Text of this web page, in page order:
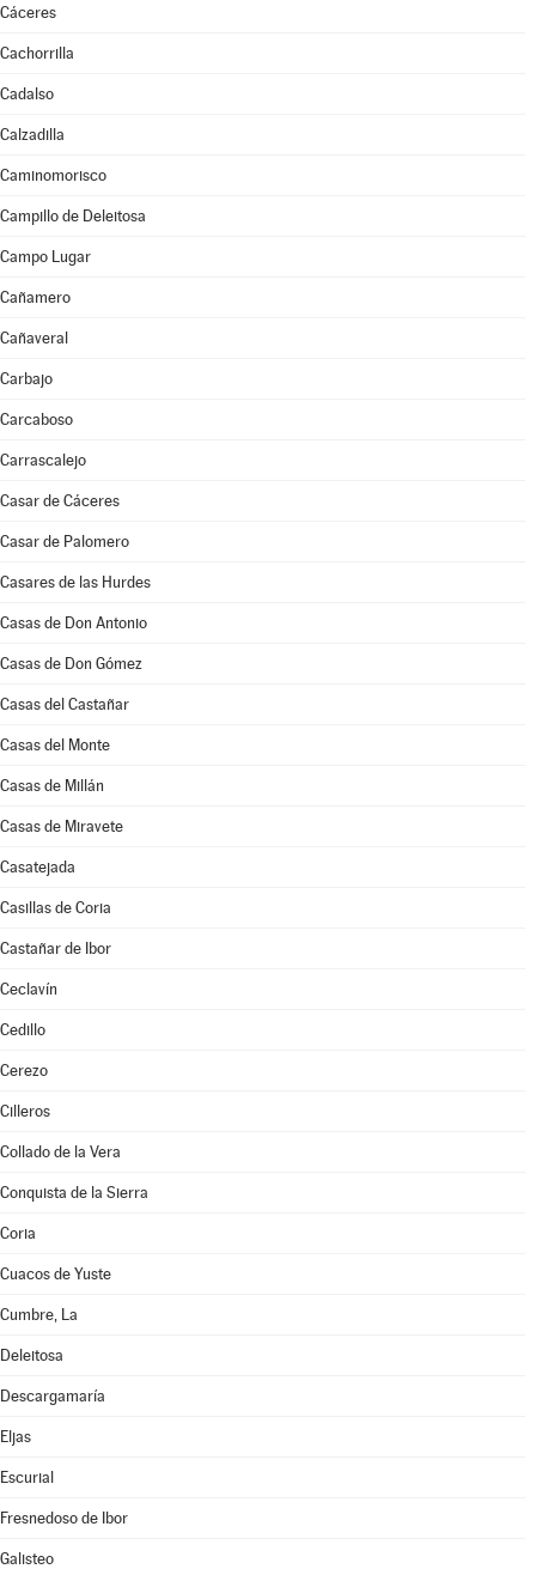
Cáceres
Cachorrilla
Cadalso
Calzadilla
Caminomorisco
Campillo de Deleitosa
Campo Lugar
Cañamero
Cañaveral
Carbajo
Carcaboso
Carrascalejo
Casar de Cáceres
Casar de Palomero
Casares de las Hurdes
Casas de Don Antonio
Casas de Don Gómez
Casas del Castañar
Casas del Monte
Casas de Millán
Casas de Miravete
Casatejada
Casillas de Coria
Castañar de Ibor
Ceclavín
Cedillo
Cerezo
Cilleros
Collado de la Vera
Conquista de la Sierra
Coria
Cuacos de Yuste
Cumbre, La
Deleitosa
Descargamaría
Eljas
Escurial
Fresnedoso de Ibor
Galisteo